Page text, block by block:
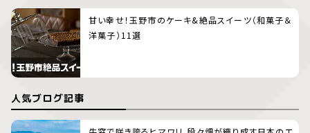
甘い幸せ！玉野市のケーキ&絶品スイーツ（和菓子＆
洋菓子）11選
人気ブログ記事